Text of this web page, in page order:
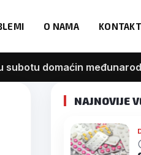
O NAMA KONTAKT
domaćin međunarodne
NAJNOVIJE